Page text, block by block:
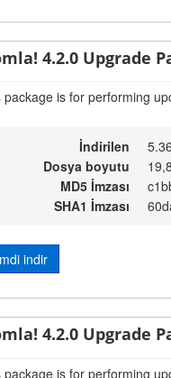
4.2.0 Upgrade
package is for performing
İndirilen
Dosya boyutu
MD5 İmzası
SHA1 İmzası
indir
4.2.0 Upgrade
package is for performing